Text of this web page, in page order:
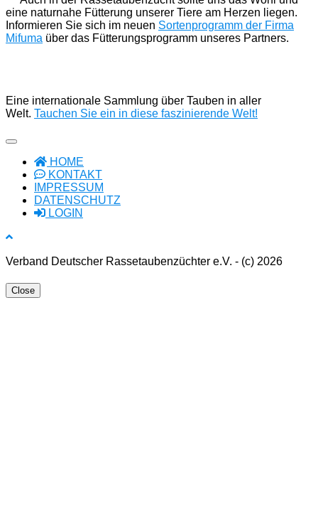
eine naturnahe Fütterung unserer Tiere am Herzen liegen.
Informieren Sie sich im neuen Sortenprogramm der Firma
Mifuma über das Fütterungsprogramm unseres Partners.
Eine internationale Sammlung über Tauben in aller
Welt. Tauchen Sie ein in diese faszinierende Welt!
HOME
KONTAKT
IMPRESSUM
DATENSCHUTZ
LOGIN
Verband Deutscher Rassetaubenzüchter e.V. - (c) 2026
Close